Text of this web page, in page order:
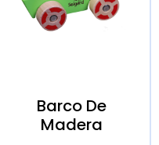
Barco De
Madera